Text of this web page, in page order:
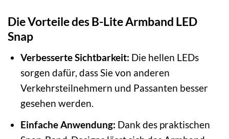
Die Vorteile des B-Lite Armband LED
Snap
Verbesserte Sichtbarkeit: Die hellen LEDs
sorgen dafür, dass Sie von anderen
Verkehrsteilnehmern und Passanten besser
gesehen werden.
Einfache Anwendung: Dank des praktischen